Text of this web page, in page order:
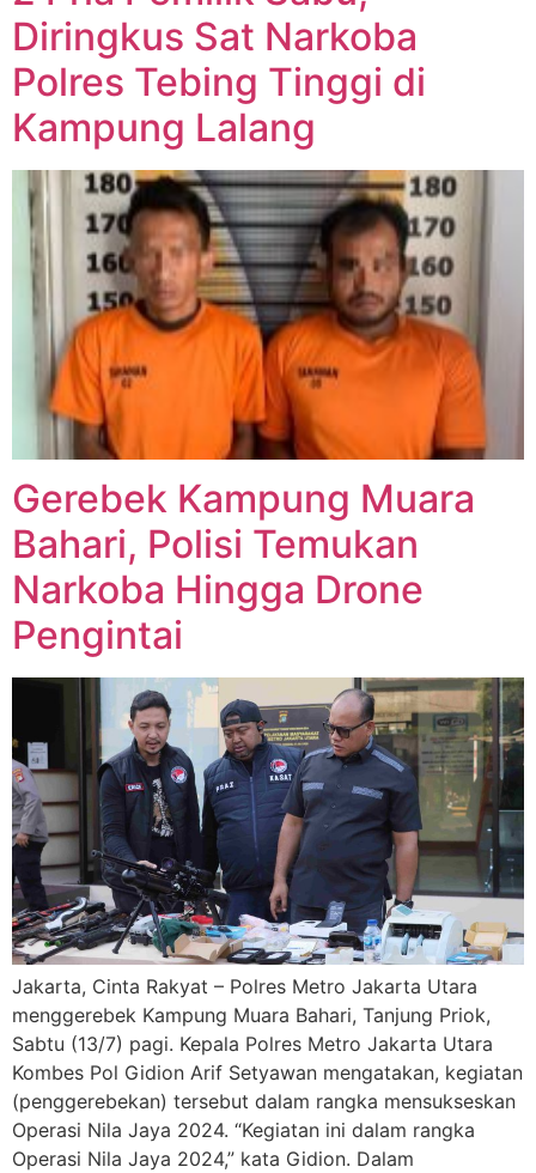
Diringkus Sat Narkoba
Polres Tebing Tinggi di
Kampung Lalang
Gerebek Kampung Muara
Bahari, Polisi Temukan
Narkoba Hingga Drone
Pengintai
Jakarta, Cinta Rakyat – Polres Metro Jakarta Utara
menggerebek Kampung Muara Bahari, Tanjung Priok,
Sabtu (13/7) pagi. Kepala Polres Metro Jakarta Utara
Kombes Pol Gidion Arif Setyawan mengatakan, kegiatan
(penggerebekan) tersebut dalam rangka mensukseskan
Operasi Nila Jaya 2024. “Kegiatan ini dalam rangka
Operasi Nila Jaya 2024,” kata Gidion. Dalam